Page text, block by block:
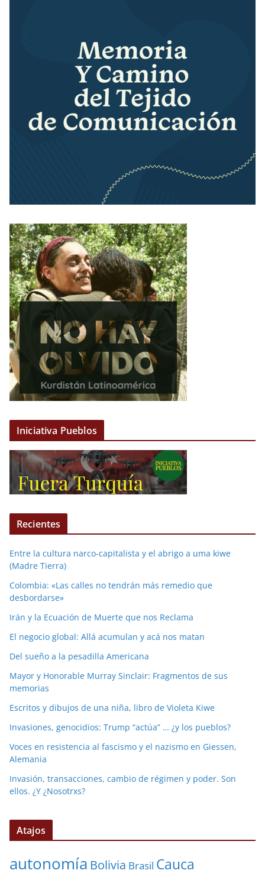
Iniciativa Pueblos
Recientes
Entre la cultura narco-capitalista y el abrigo a uma kiwe
(Madre Tierra)
Colombia: «Las calles no tendrán más remedio que
desbordarse»
Irán y la Ecuación de Muerte que nos Reclama
El negocio global: Allá acumulan y acá nos matan
Del sueño a la pesadilla Americana
Mayor y Honorable Murray Sinclair: Fragmentos de sus
memorias
Escritos y dibujos de una niña, libro de Violeta Kiwe
Invasiones, genocidios: Trump “actúa” … ¿y los pueblos?
Voces en resistencia al fascismo y el nazismo en Giessen,
Alemania
Invasión, transacciones, cambio de régimen y poder. Son
ellos. ¿Y ¿Nosotrxs?
Atajos
autonomía Bolivia Brasil Cauca